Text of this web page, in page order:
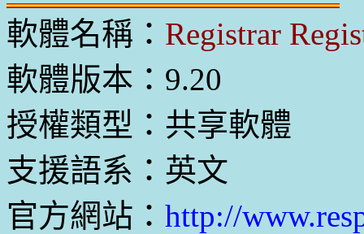
軟體名稱： Registrar
軟體版本：9.20
授權類型：共享軟體
支援語系：英文
官方網站： http://